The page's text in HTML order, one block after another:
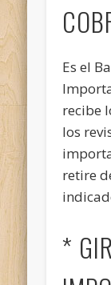
Es el
recibe
los
retire
*